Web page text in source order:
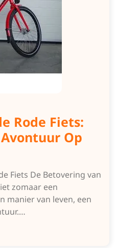
Rode Fiets:
Op
Fiets De Betovering van
zomaar een
manier van leven, een